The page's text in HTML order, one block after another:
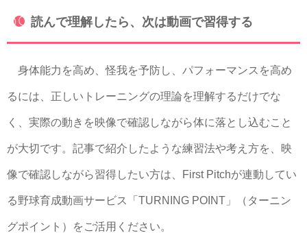
読んで理解したら、次は動画で習得する
身体能力を高め、怪我を予防し、パフォーマンスを高め
るには、正しいトレーニングの理論を理解するだけでな
く、実際の動きを映像で確認しながら体に落とし込むこと
が大切です。記事で紹介したような練習法や考え方を、映
像で確認しながら習得したい方は、First Pitchが連動してい
る野球育成動画サービス「TURNING POINT」（ターニン
グポイント）をご活用ください。